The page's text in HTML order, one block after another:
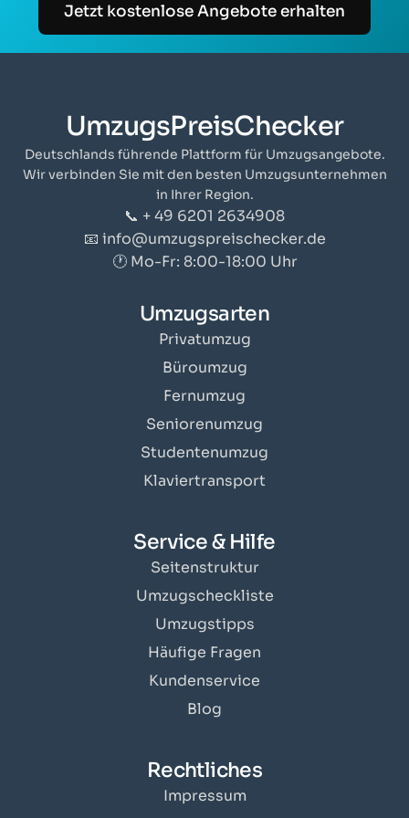
Jetzt kostenlose Angebote erhalten
UmzugsPreisChecker
Deutschlands führende Plattform für Umzugsangebote.
Wir verbinden Sie mit den besten Umzugsunternehmen
in Ihrer Region.
📞 + 49 6201 2634908
📧 info@umzugspreischecker.de
🕐 Mo-Fr: 8:00-18:00 Uhr
Umzugsarten
Privatumzug
Büroumzug
Fernumzug
Seniorenumzug
Studentenumzug
Klaviertransport
Service & Hilfe
Seitenstruktur
Umzugscheckliste
Umzugstipps
Häufige Fragen
Kundenservice
Blog
Rechtliches
Impressum